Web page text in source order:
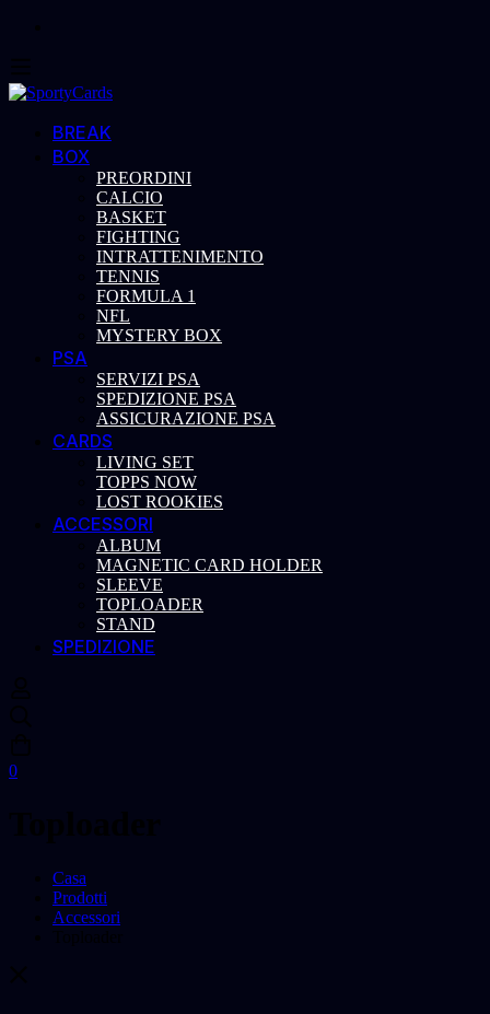
BREAK
BOX
PREORDINI
CALCIO
BASKET
FIGHTING
INTRATTENIMENTO
TENNIS
FORMULA 1
NFL
MYSTERY BOX
PSA
SERVIZI PSA
SPEDIZIONE PSA
ASSICURAZIONE PSA
CARDS
LIVING SET
TOPPS NOW
LOST ROOKIES
ACCESSORI
ALBUM
MAGNETIC CARD HOLDER
SLEEVE
TOPLOADER
STAND
SPEDIZIONE
0
Casa
Prodotti
Accessori